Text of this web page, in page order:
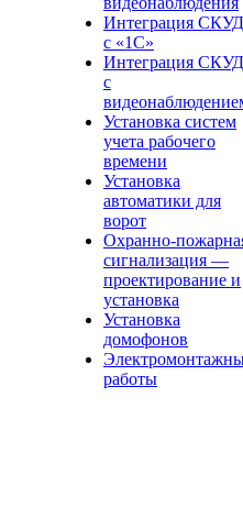
Интеграция СКУД
с «1С»
Интеграция СКУД
с
Установка систем
учета рабочего
времени
Установка
автоматики для
ворот
Охранно-
сигнализация —
проектирование и
установка
Установка
домофонов
работы